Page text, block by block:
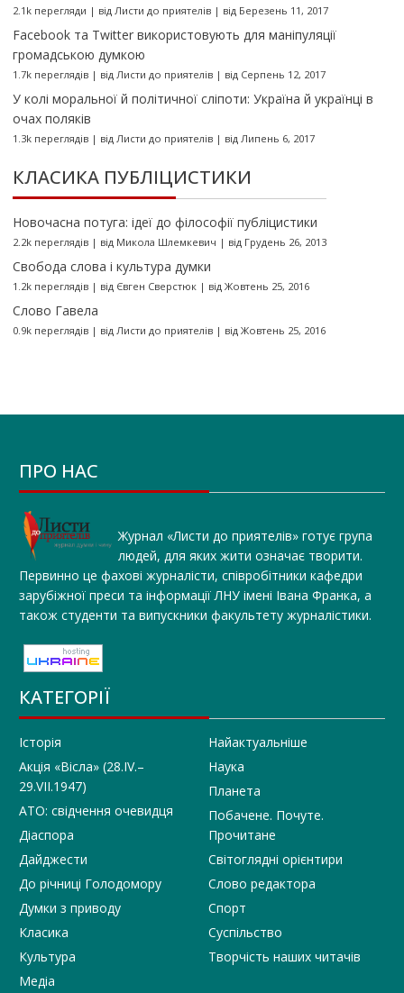
2.1k перегляди | від Листи до приятелів| від Березень 11, 2017
Facebook та Twitter використовують для маніпуляції
громадською думкою
1.7k переглядів| від Листи до приятелів| від Серпень 12, 2017
У колі моральної й політичної сліпоти: Україна й українці в
очах поляків
1.3k переглядів| від Листи до приятелів| від Липень 6, 2017
КЛАСИКА ПУБЛІЦИСТИКИ
Новочасна потуга: ідеї до філософії публіцистики
2.2k переглядів| від Микола Шлемкевич | від Грудень 26, 2013
Свобода слова і культура думки
1.2k переглядів| від Євген Сверстюк| від Жовтень 25, 2016
Слово Гавела
0.9k переглядів| від Листи до приятелів| від Жовтень 25, 2016
ПРО НАС
Журнал «Листи до приятелів» готує група
людей, для яких жити означає творити.
Первинно це фахові журналісти, співробітники кафедри
зарубіжної преси та інформації ЛНУ імені Івана Франка, а
також студенти та випускники факультету журналістики.
КАТЕГОРІЇ
Історія
Акція «Вісла» (28.IV.–
29.VII.1947)
АТО: свідчення очевидця
Діаспора
Дайджести
До річниці Голодомору
Думки з приводу
Класика
Культура
Медіа
Найактуальніше
Наука
Планета
Побачене. Почуте.
Прочитане
Світоглядні орієнтири
Слово редактора
Спорт
Суспільство
Творчість наших читачів